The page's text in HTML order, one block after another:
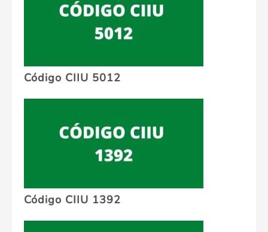
Código CIIU 5012
Código CIIU 1392